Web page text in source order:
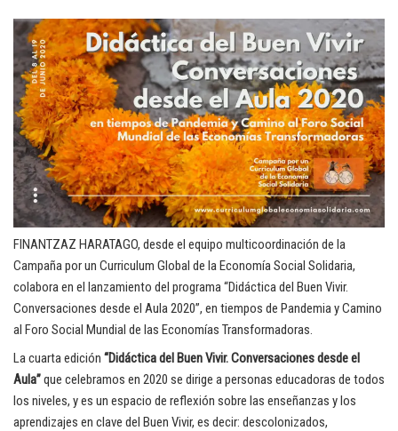
FINANTZAZ HARATAGO, desde el equipo multicoordinación de la
Campaña por un Curriculum Global de la Economía Social Solidaria,
colabora en el lanzamiento del programa “Didáctica del Buen Vivir.
Conversaciones desde el Aula 2020”, en tiempos de Pandemia y Camino
al Foro Social Mundial de las Economías Transformadoras.
La cuarta edición “Didáctica del Buen Vivir. Conversaciones desde el
Aula”que celebramos en 2020 se dirige a personas educadoras de todos
los niveles, y es un espacio de reflexión sobre las enseñanzas y los
aprendizajes en clave del Buen Vivir, es decir: descolonizados,